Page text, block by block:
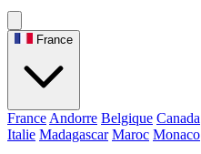
France
France Andorre Belgique Canada
Italie Madagascar Maroc Monaco